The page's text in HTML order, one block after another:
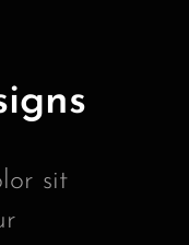
sit